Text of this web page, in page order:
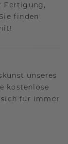
Fertigung,
finden
unseres
kostenlose
sich für immer